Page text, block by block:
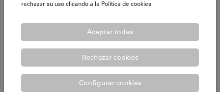
rechazar su uso clicando a la Política de cookies
Aceptar todas
Rechazar cookies
Configurar cookies